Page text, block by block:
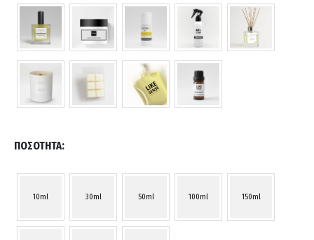
ΠΟΣΌΤΗΤΑ
10ml 30ml 50ml 100ml 150ml